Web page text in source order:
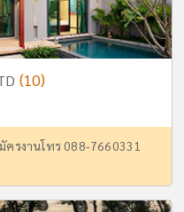
(10)
รงานโทร 088-7660331